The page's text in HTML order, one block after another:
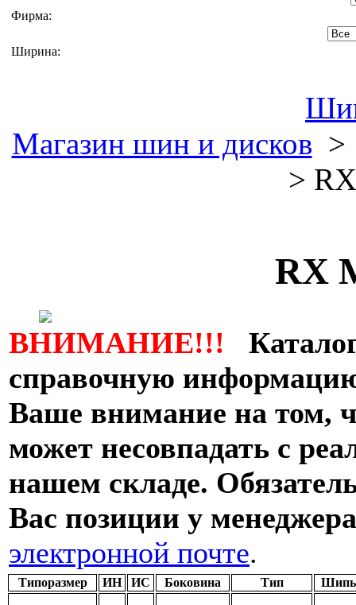
Фирма:
Ширина:
Магазин шин и дисков
>
RX
ВНИМАНИЕ!!!
справочную
Ваше внимание на том,
может несовпадать с
нашем складе.
Вас позиции у
электронной почте.
Типоразмер ИН ИС Боковина Тип